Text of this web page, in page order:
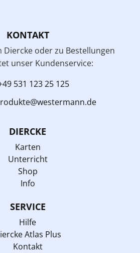
KONTAKT
Diercke oder zu Bestellungen
unser Kundenservice:
531 123 25 125
DIERCKE
Karten
Unterricht
Shop
Info
SERVICE
Hilfe
Atlas Plus
Kontakt